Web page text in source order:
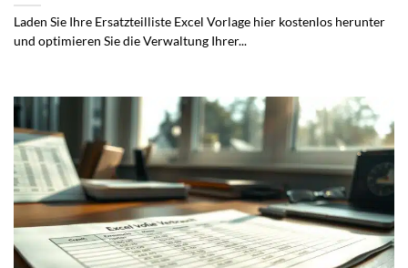
Laden Sie Ihre Ersatzteilliste Excel Vorlage hier kostenlos herunter
und optimieren Sie die Verwaltung Ihrer...